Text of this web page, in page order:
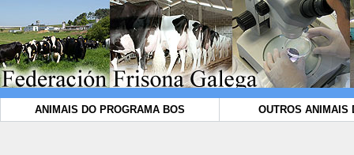
ANIMAIS DO PROGRAMA BOS OUTROS ANIMAIS